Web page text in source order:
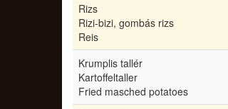
Rizs
Rizi-bizi, gombás rizs
Reis
Krumplis tallér
Kartoffeltaller
Fried masched potatoes